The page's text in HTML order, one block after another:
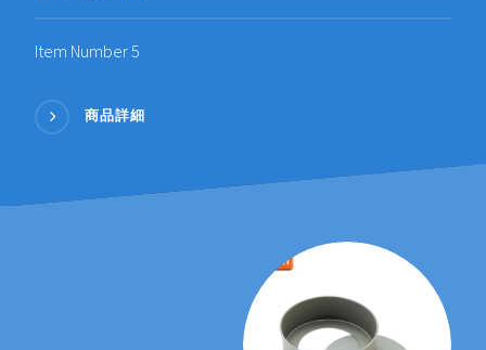
Item Number 5
商品詳細